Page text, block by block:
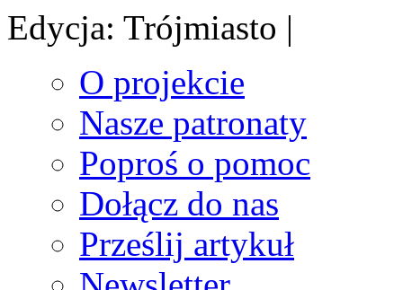
Edycja: Trójmiasto |
O projekcie
Nasze patronaty
Poproś o pomoc
Dołącz do nas
Prześlij artykuł